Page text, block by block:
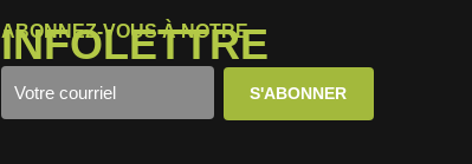
ABONNEZ-VOUS À NOTRE
INFOLETTRE